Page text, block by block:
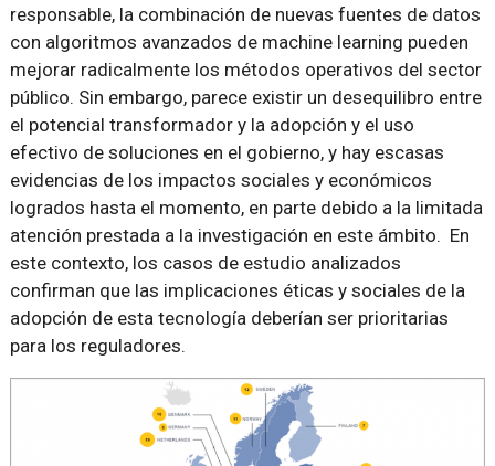
responsable, la combinación de nuevas fuentes de datos
con algoritmos avanzados de machine learning pueden
mejorar radicalmente los métodos operativos del sector
público. Sin embargo, parece existir un desequilibro entre
el potencial transformador y la adopción y el uso
efectivo de soluciones en el gobierno, y hay escasas
evidencias de los impactos sociales y económicos
logrados hasta el momento, en parte debido a la limitada
atención prestada a la investigación en este ámbito. En
este contexto, los casos de estudio analizados
confirman que las implicaciones éticas y sociales de la
adopción de esta tecnología deberían ser prioritarias
para los reguladores.